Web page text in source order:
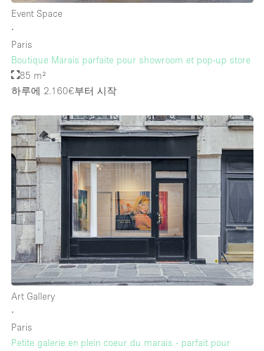
Event Space
∙
Paris
Boutique Marais parfaite pour showroom et pop-up store
85 m²
하루에 2.160€부터 시작
Art Gallery
∙
Paris
Petite galerie en plein coeur du marais - parfait pour